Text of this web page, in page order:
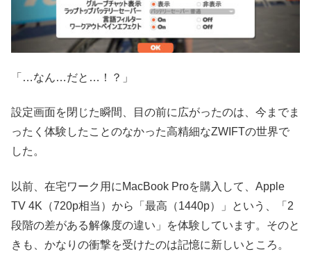
「…なん…だと…！？」
設定画面を閉じた瞬間、目の前に広がったのは、今までま
ったく体験したことのなかった高精細なZWIFTの世界で
した。
以前、在宅ワーク用にMacBook Proを購入して、Apple
TV 4K（720p相当）から「最高（1440p）」という、「2
段階の差がある解像度の違い」を体験しています。そのと
きも、かなりの衝撃を受けたのは記憶に新しいところ。